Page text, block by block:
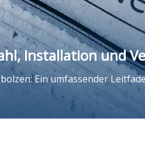
Installation und
Ein umfassender